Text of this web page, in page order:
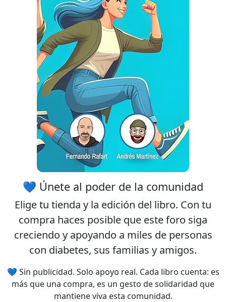
💙 Únete al poder de la comunidad
Elige tu tienda y la edición del libro. Con tu
compra haces posible que este foro siga
creciendo y apoyando a miles de personas
con diabetes, sus familias y amigos.
💙 Sin publicidad. Solo apoyo real. Cada libro cuenta: es
más que una compra, es un gesto de solidaridad que
mantiene viva esta comunidad.
El registro es
completamente gratuito.
Los usuarios registrados
pueden participar en la
comunidad y navegar por el
foro sin publicidad.
Rechazar
Aceptar
Aceptar las cookies e ir al
registro